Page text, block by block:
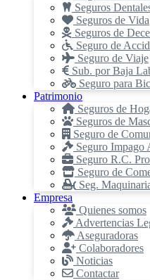
Seguros
Seguros de Vida
Seguros de
Seguro de
Seguro de Viaje
Sub. por Baja
Seguro para
Patrimonio
Seguros de
Seguros de
Seguro de
Seguro Impago
Seguro R.C.
Seguro de
Seg.
Empresa
Quienes somos
Advertencias
Aseguradoras
Colaboradores
Noticias
Contactar